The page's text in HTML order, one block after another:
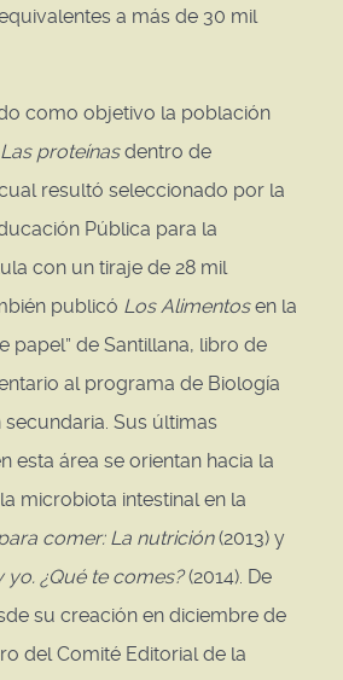
a más de 30 mil
como objetivo la población
Las proteínasdentro de
cual resultó seleccionado por la
Pública para la
con un tiraje de 28 mil
publicó Los Alimentosen la
papel” de Santillana, libro de
al programa de Biología
Sus últimas
esta área se orientan hacia la
microbiota intestinal en la
comer: La nutrición(2013) y
¿Qué te comes?(2014). De
su creación en diciembre de
del Comité Editorial de la